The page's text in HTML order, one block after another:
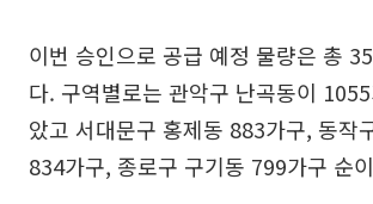
이번 승인으로 공급 예정 물량은 총
다. 구역별로는 관악구 난곡동이
았고 서대문구 홍제동 883가구, 동작
834가구, 종로구 구기동 799가구 순